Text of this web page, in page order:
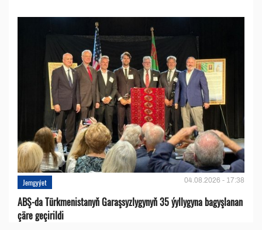
Jemgyýet 04.08.2026 - 17:38
ABŞ-da Türkmenistanyň Garaşsyzlygynyň 35 ýyllygyna bagyşlanan
çäre geçirildi